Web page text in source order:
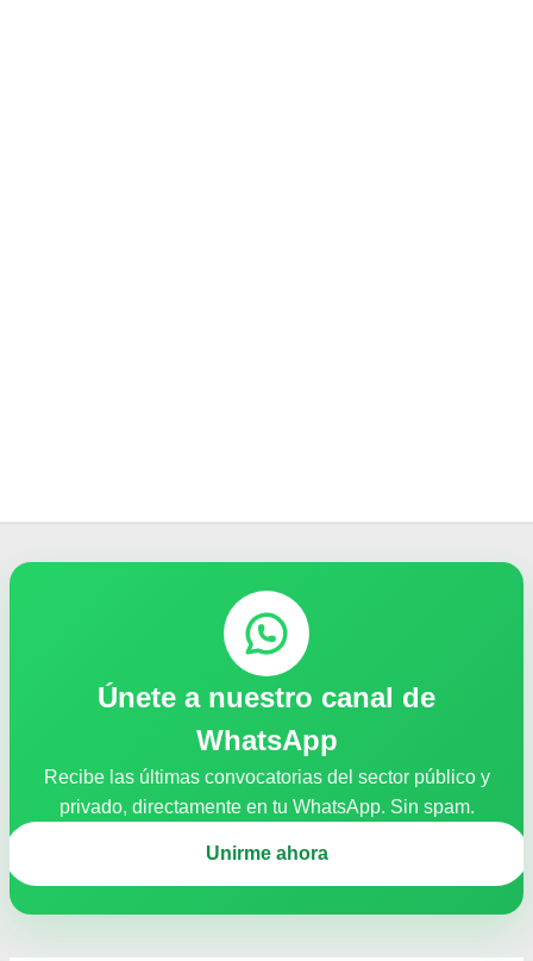
Únete a nuestro canal de
WhatsApp
Recibe las últimas convocatorias del sector público y
privado, directamente en tu WhatsApp. Sin spam.
Unirme ahora